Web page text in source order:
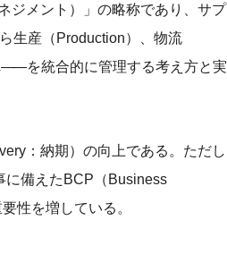
ジメント）」の略称であり、サプ
生産（Production）、物流
——を統合的に管理する考え方と実
：納期）の向上である。ただし
に備えたBCP（Business
性を増している。